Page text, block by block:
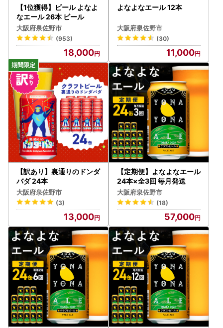
泉佐野市では、寄附者様のワンストップ特例申請のお手続き
の負担を軽減するために、公的個人認証アプリ「IAM」を利
用したスマートフォンで申請が完結する方法がご利用いただ
けます。申請書の作成や返送が不要のため手間のかかるお手
続きを大幅に減らすことができますので、マイナンバーカー
ドをお持ちの方は是非ともご活用いただけますと幸いです。
詳細につきましては、ご寄附いただいた後にお送りするワン
ストップ特例申請書類をご確認ください。
なお、従来通りの「書類郵送による申請」も引き続きご利用
いただけます。
ワンストップ特例申請の受付完了後には、ご登録のメールア
ドレス宛てに受付完了通知のメールをお送りしております。
なお、メールアドレスのご登録がない方へは、書面にてお送
りいたします。
▼大阪府泉佐野市「ふるまど」
新規アカウント登録の上ログインし寄附情報を追加していた
だきますと、公的個人認証サービス【IAM （アイアム）】を
利用したオンラインでのワンストップ特例申請及び変更申請
や、受付状況の確認等が可能です。詳細につきましては、、
以下のURLよりご確認ください。
https://iam-jpki.jp/lp/iam-furumado/（（※外部サイトへ
遷移します）
▼申請書送付先
泉佐野市ふるさと納税ワンストップ申請係
〒885-0078 宮崎県都城市宮丸町3070-1
※泉佐野市ではワンストップ特例申請関連業務を外部委託し
ております。
※注意事項※
・ワンストップ特例申請の期限（必着）はご寄附翌年の1月1
0日です。
【1位獲得】ビール よなよ
なエール 26本 ビール
大阪府泉佐野市
(953)
18,000
よなよなエール 12本
大阪府泉佐野市
(30)
11,000
【訳あり】裏通りのドンダ
バダ 24本
大阪府泉佐野市
(3)
13,000
【定期便】よなよなエール
24本×全3回 毎月発送
大阪府泉佐野市
(18)
57,000